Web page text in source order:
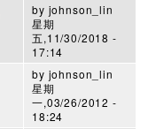
by johnson_lin
星期
五,11/30/2018 -
17:14
by johnson_lin
星期
一,03/26/2012 -
18:24